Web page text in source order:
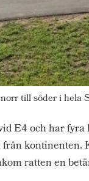
till söder i hela
E4 och har
ratten en